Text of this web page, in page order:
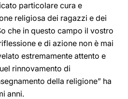
particolare cura e
religiosa dei ragazzi e dei
che in questo campo il vostro
e di azione non è mai
estremamente attento e
rinnovamento di
della religione” ha
anni.